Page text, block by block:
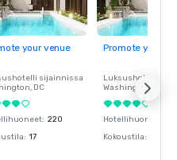
your venue
sijainnissa
, DC
: 220
: 17
Promote your
Luksushotelli
Washington
Hotellihuoneet
Kokoustila: